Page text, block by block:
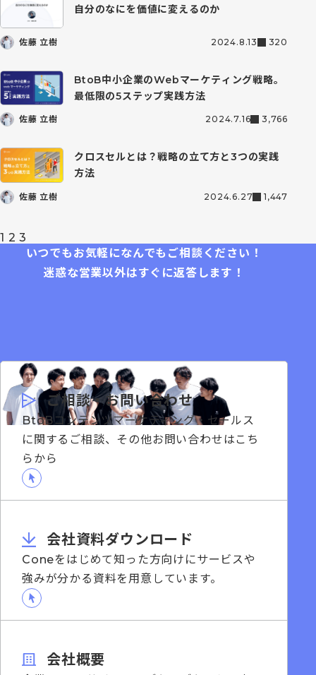
自分のなにを価値に変えるのか
佐藤 立樹 2024.8.13 320
BtoB中小企業のWebマーケティング戦略。
最低限の5ステップ実践方法
佐藤 立樹 2024.7.16 3,766
クロスセルとは？戦略の立て方と3つの実践
方法
佐藤 立樹 2024.6.27 1,447
投
1 2 3
いつでもお気軽になんでもご相談ください！
迷惑な営業以外はすぐに返答します！
ご相談・お問い合わせ
BtoBコンテンツマーケティング・セールス
に関するご相談、その他お問い合わせはこち
らから
会社資料ダウンロード
Coneをはじめて知った方向けにサービスや
強みが分かる資料を用意しています。
会社概要